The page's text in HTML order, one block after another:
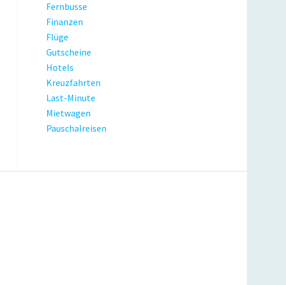
Fernbusse
Finanzen
Flüge
Gutscheine
Hotels
Kreuzfahrten
Last-Minute
Mietwagen
Pauschalreisen